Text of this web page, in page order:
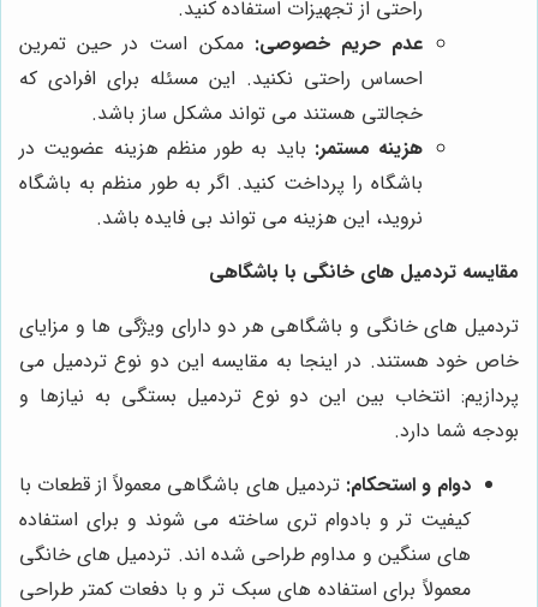
راحتی از تجهیزات استفاده کنید.
عدم حریم خصوصی: ممکن است در حین تمرین
احساس راحتی نکنید. این مسئله برای افرادی که
خجالتی هستند می تواند مشکل ساز باشد.
هزینه مستمر: باید به طور منظم هزینه عضویت در
باشگاه را پرداخت کنید. اگر به طور منظم به باشگاه
نروید، این هزینه می تواند بی فایده باشد.
مقایسه تردمیل های خانگی با باشگاهی
تردمیل های خانگی و باشگاهی هر دو دارای ویژگی ها و مزایای
خاص خود هستند. در اینجا به مقایسه این دو نوع تردمیل می
پردازیم: انتخاب بین این دو نوع تردمیل بستگی به نیازها و
بودجه شما دارد.
دوام و استحکام: تردمیل های باشگاهی معمولاً از قطعات با
کیفیت تر و بادوام تری ساخته می شوند و برای استفاده
های سنگین و مداوم طراحی شده اند. تردمیل های خانگی
معمولاً برای استفاده های سبک تر و با دفعات کمتر طراحی